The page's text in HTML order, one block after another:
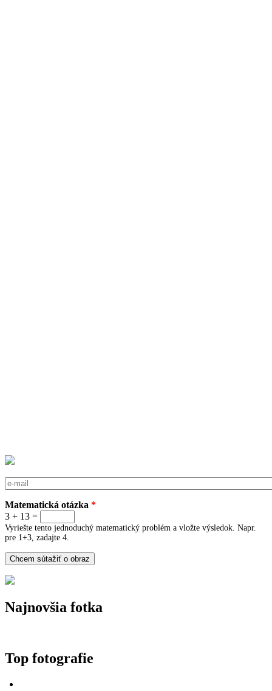
E-mail
Matematická otázka *
3 + 13 =
Vyriešte tento jednoduchý matematický problém a vložte výsledok. Napr.
pre 1+3, zadajte 4.
Najnovšia fotka
Top fotografie